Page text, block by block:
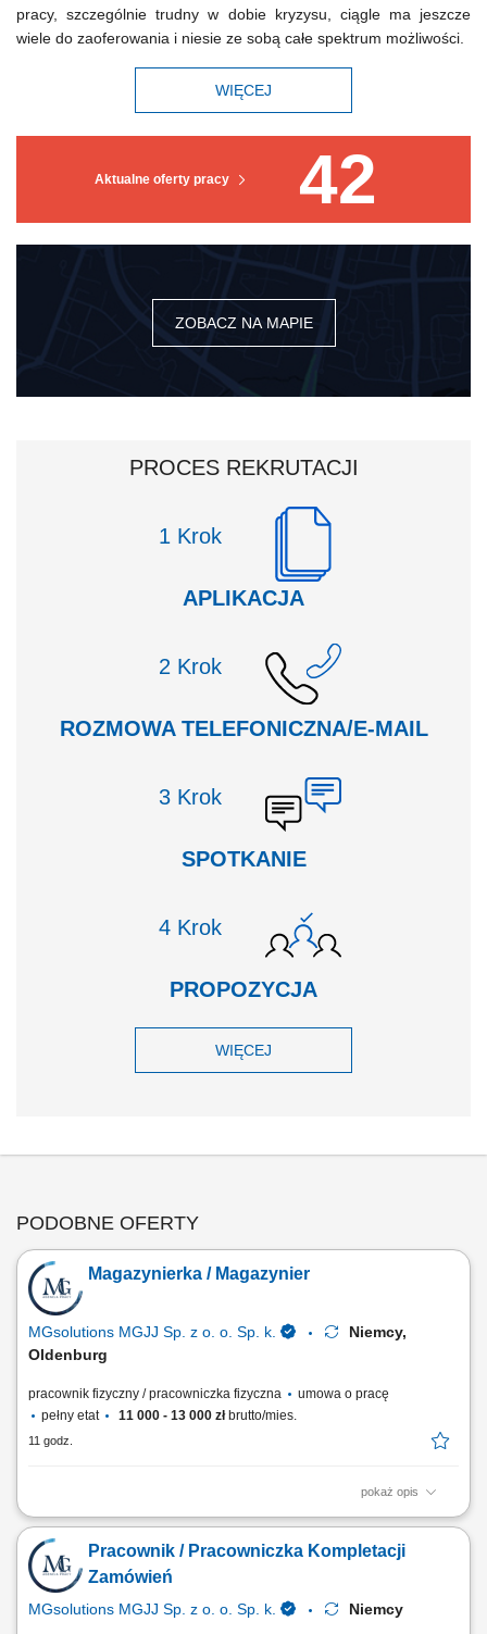
Aktualne oferty pracy 42
ZOBACZ NA MAPIE
pracy, szczególnie trudny w dobie kryzysu, ciągle ma jeszcze
wiele do zaoferowania i niesie ze sobą całe spektrum możliwości.
WIĘCEJ
PROCES REKRUTACJI
Krok
APLIKACJA
Krok
ROZMOWA TELEFONICZNA/E-MAIL
Krok
SPOTKANIE
Krok
PROPOZYCJA
WIĘCEJ
PODOBNE OFERTY
Magazynierka / Magazynier
MGsolutions MGJJ Sp. z o. o. Sp. k.
Niemcy,
Oldenburg
pracownik fizyczny / pracowniczka fizyczna
umowa o pracę
pełny etat
11 000 - 13 000 złbrutto/mies.
11 godz.
pokaż opis
Zakres zadań: Realizacja zamówień (Order Picker) na dziale owoców i
warzyw; Praca z systemem słuchawkowym w języku polskim; Układanie
towaru i kontrola jego jakości; Drobne i proste prace pomocnicze w
magazynie;
Pracownik / Pracowniczka Kompletacji
Zamówień
MGsolutions MGJJ Sp. z o. o. Sp. k. Niemcy